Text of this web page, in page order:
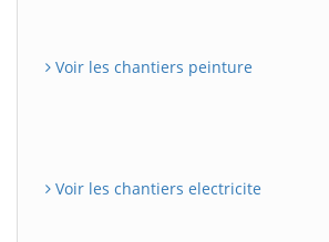
Voir les chantiers peinture
Voir les chantiers electricite